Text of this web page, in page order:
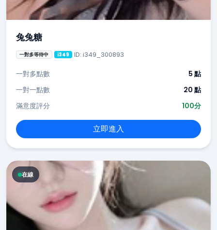
兔兔糖
一對多等待中 i349 ID: i349_300893
一對多點數
5 點
一對一點數
20 點
滿意度評分
100分
立即進入
在線